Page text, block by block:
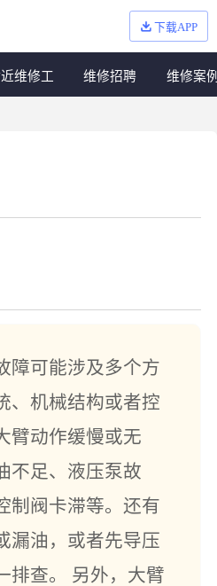
下载APP
维修工 维修招聘 维修案
障可能涉及多个方
、机械结构或者控
臂动作缓慢或无
不足、液压泵故
制阀卡滞等。还有
漏油，或者先导压
排查。 另外，大臂